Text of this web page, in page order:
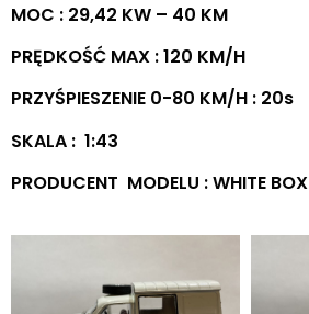
MOC : 29,42 KW – 40 KM
PRĘDKOŚĆ MAX : 120 KM/H
PRZYŚPIESZENIE 0-80 KM/H : 20s
SKALA : 1:43
PRODUCENT MODELU : WHITE BOX